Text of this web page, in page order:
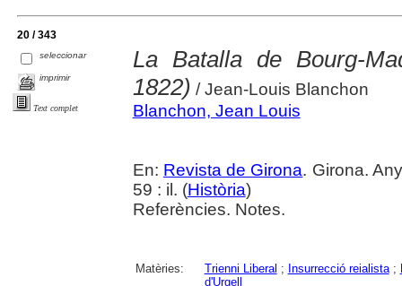
20 / 343
seleccionar
imprimir
Text complet
La Batalla de Bourg-
1822) / Jean-Louis Blanchon
Blanchon, Jean Louis
En: Revista de Girona. Girona.
59 : il. (Història)
Referències. Notes.
Matèries: Trienni Liberal ; Insurrecció reialista;
d'Urgell